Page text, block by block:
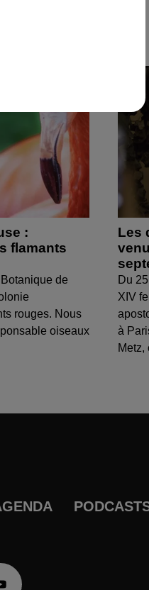
:
flamants
de
rouges. Nous
oiseaux
Les
Du
XIV
à
Metz,